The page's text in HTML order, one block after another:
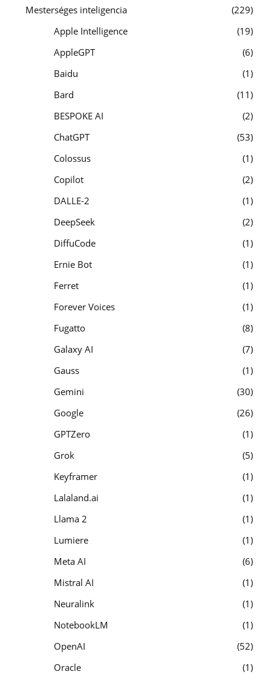
Mesterséges inteligencia
229
Apple Intelligence
19
AppleGPT
6
Baidu
1
Bard
11
BESPOKE AI
2
ChatGPT
53
Colossus
1
Copilot
2
DALLE-2
1
DeepSeek
2
DiffuCode
1
Ernie Bot
1
Ferret
1
Forever Voices
1
Fugatto
8
Galaxy AI
7
Gauss
1
Gemini
30
Google
26
GPTZero
1
Grok
5
Keyframer
1
Lalaland.ai
1
Llama 2
1
Lumiere
1
Meta AI
6
Mistral AI
1
Neuralink
1
NotebookLM
1
OpenAI
52
Oracle
1